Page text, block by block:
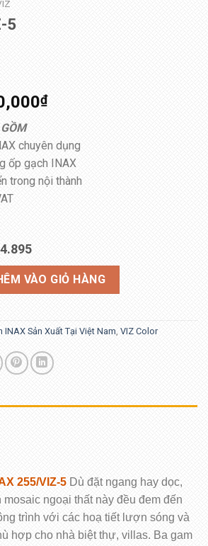
5
₫
chuyên dụng
ốp gạch INAX
trong nội thành
VÀO GIỎ HÀNG
INAX Sản Xuất Tại Việt Nam, VIZ Color
255/VIZ-5 Dù đặt ngang hay dọc,
ngoại thất này đều đem đến
trình với các hoạ tiết lượn sóng và
hợp cho nhà biệt thự, villas. Ba gam